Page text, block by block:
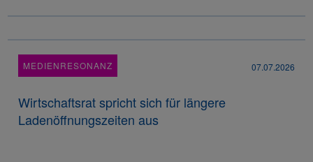
MEDIENRESONANZ 07.07.2026
Wirtschaftsrat spricht sich für längere
Ladenöffnungszeiten aus